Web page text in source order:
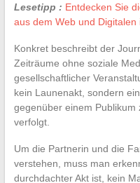
Lesetipp : Entdecken Sie
aus dem Web und Digitalen
Konkret beschreibt der
Zeiträume ohne soziale
gesellschaftlicher
kein Launenakt, sondern
gegenüber einem
verfolgt.
Um die Partnerin und die
verstehen, muss man
durchdachter Akt ist, kein